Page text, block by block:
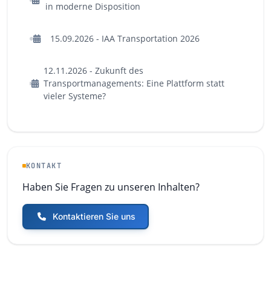
in moderne Disposition
15.09.2026 - IAA Transportation 2026
12.11.2026 - Zukunft des
Transportmanagements: Eine Plattform statt
vieler Systeme?
KONTAKT
Haben Sie Fragen zu unseren Inhalten?
Kontaktieren Sie uns